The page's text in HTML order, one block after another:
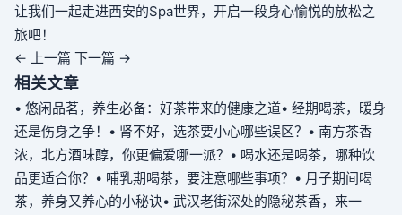
让我们一起走进西安的Spa世界，开启一段身心愉悦的放松之
旅吧！
← 上一篇 下一篇 →
相关文章
• 悠闲品茗，养生必备：好茶带来的健康之道• 经期喝茶，暖身
还是伤身之争！
• 肾不好，选茶要小心哪些误区？ • 南方茶香
浓，北方酒味醇，你更偏爱哪一派？ • 喝水还是喝茶，哪种饮
品更适合你？ • 哺乳期喝茶，要注意哪些事项？ • 月子期间喝
茶，养身又养心的小秘诀• 武汉老街深处的隐秘茶香，来一